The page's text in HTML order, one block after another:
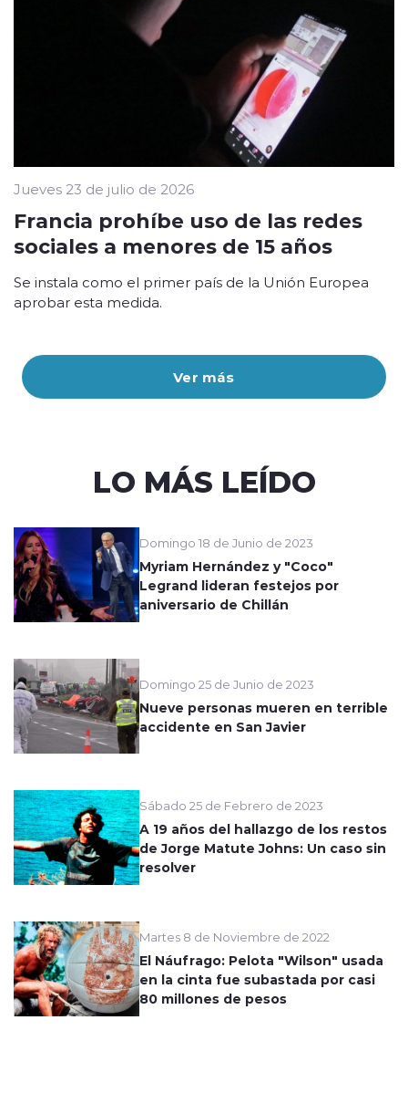
Ver más
Jueves 23 de julio de 2026
Francia prohíbe uso de las redes
sociales a menores de 15 años
Se instala como el primer país de la Unión Europea
aprobar esta medida.
LO MÁS LEÍDO
Domingo 18 de Junio de 2023
Myriam Hernández y "Coco"
Legrand lideran festejos por
aniversario de Chillán
Domingo 25 de Junio de 2023
Nueve personas mueren en terrible
accidente en San Javier
Sábado 25 de Febrero de 2023
A 19 años del hallazgo de los restos
de Jorge Matute Johns: Un caso sin
resolver
Martes 8 de Noviembre de 2022
El Náufrago: Pelota "Wilson" usada
en la cinta fue subastada por casi
80 millones de pesos